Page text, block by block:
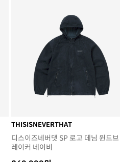
THISISNEVERTHAT
디스이즈네버댓 SP 로고 데님 윈드브
레이커 네이비